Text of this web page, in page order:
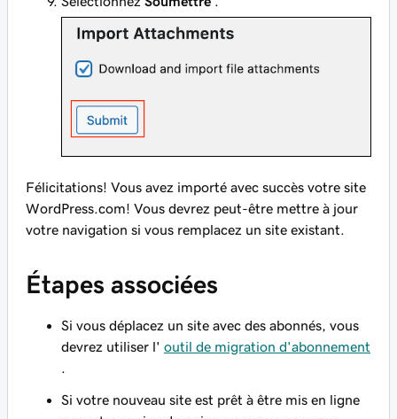
Félicitations! Vous avez importé avec succès votre site
WordPress.com! Vous devrez peut-être mettre à jour
votre navigation si vous remplacez un site existant.
Étapes associées
Si vous déplacez un site avec des abonnés, vous
devrez utiliser l' outil de migration d'abonnement
.
Si votre nouveau site est prêt à être mis en ligne